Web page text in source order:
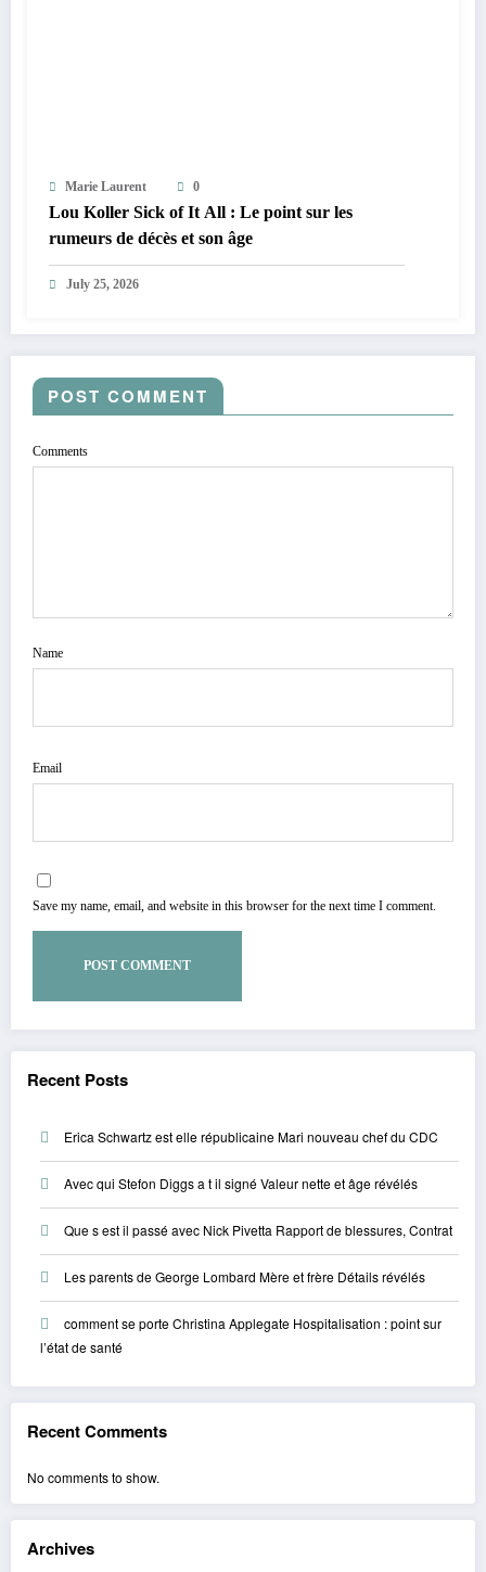
Marie Laurent 0
Lou Koller Sick of It All : Le point sur les
rumeurs de décès et son âge
July 25, 2026
POST COMMENT
Comments
Name
Email
Save my name, email, and website in this browser for the next time I comment.
Recent Posts
Erica Schwartz est elle républicaine Mari nouveau chef du CDC
Avec qui Stefon Diggs a t il signé Valeur nette et âge révélés
Que s est il passé avec Nick Pivetta Rapport de blessures, Contrat
Les parents de George Lombard Mère et frère Détails révélés
comment se porte Christina Applegate Hospitalisation : point sur
l’état de santé
Recent Comments
No comments to show.
Archives